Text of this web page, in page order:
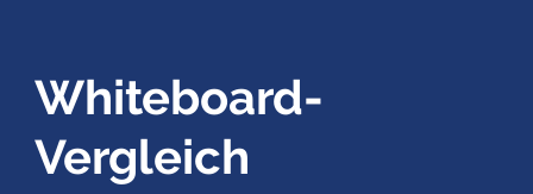
Whiteboard-
Vergleich